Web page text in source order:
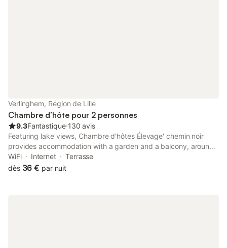
Verlinghem, Région de Lille
Chambre d’hôte pour 2 personnes
9.3Fantastique⋅130 avis
Featuring lake views, Chambre d'hôtes Élevage' chemin noir
provides accommodation with a garden and a balcony, around
5.8 km from Zoo Lille. With garden views, this accommodation
offers a patio.
WiFi Internet
Terrasse
dès 36 € par nuit